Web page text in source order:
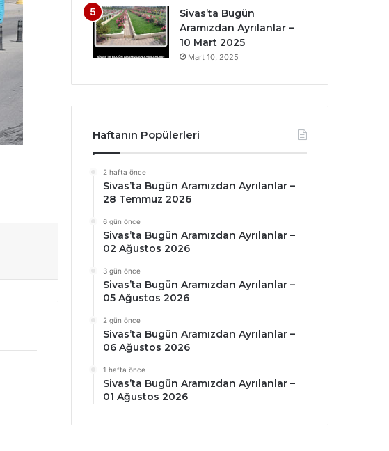
Sivas’ta Bugün
Aramızdan Ayrılanlar –
10 Mart 2025
Mart 10, 2025
Haftanın Popülerleri
2 hafta önce
Sivas’ta Bugün Aramızdan Ayrılanlar –
28 Temmuz 2026
6 gün önce
Sivas’ta Bugün Aramızdan Ayrılanlar –
02 Ağustos 2026
3 gün önce
Sivas’ta Bugün Aramızdan Ayrılanlar –
05 Ağustos 2026
2 gün önce
Sivas’ta Bugün Aramızdan Ayrılanlar –
06 Ağustos 2026
1 hafta önce
Sivas’ta Bugün Aramızdan Ayrılanlar –
01 Ağustos 2026